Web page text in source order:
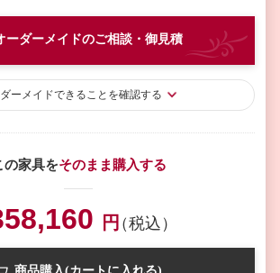
ーダーメイドのご相談・御見積
ーメイドできることを確認する
の家具をそのまま購入する
円（税込）